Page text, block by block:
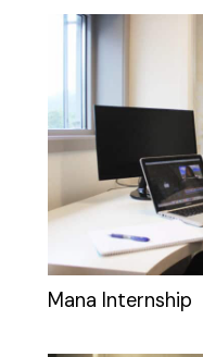
Mana Internship